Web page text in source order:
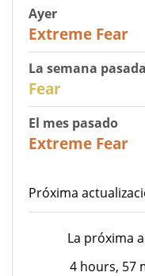
Ayer
Extreme Fear
La semana pasada
Fear
El mes pasado
Extreme Fear
Próxima
La próxima
4 hours, 57